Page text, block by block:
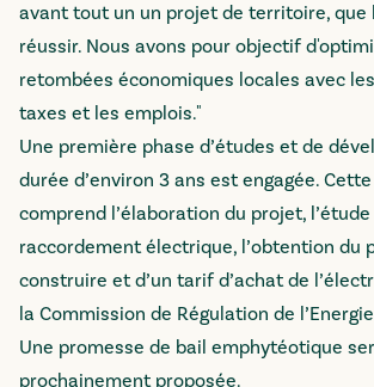
avant tout un un projet de territoire, que
réussir. Nous avons pour objectif
retombées économiques locales avec
taxes et les emplois."
Une première phase d’études et de
durée d’environ 3 ans est engagée.
comprend l’élaboration du projet, l’étude
raccordement électrique, l’obtention du
construire et d’un tarif d’achat de
la Commission de Régulation de l’Energie
Une promesse de bail emphytéotique
prochainement proposée.